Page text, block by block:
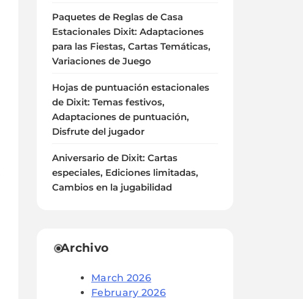
Paquetes de Reglas de Casa
Estacionales Dixit: Adaptaciones
para las Fiestas, Cartas Temáticas,
Variaciones de Juego
Hojas de puntuación estacionales
de Dixit: Temas festivos,
Adaptaciones de puntuación,
Disfrute del jugador
Aniversario de Dixit: Cartas
especiales, Ediciones limitadas,
Cambios en la jugabilidad
Archivo
March 2026
February 2026